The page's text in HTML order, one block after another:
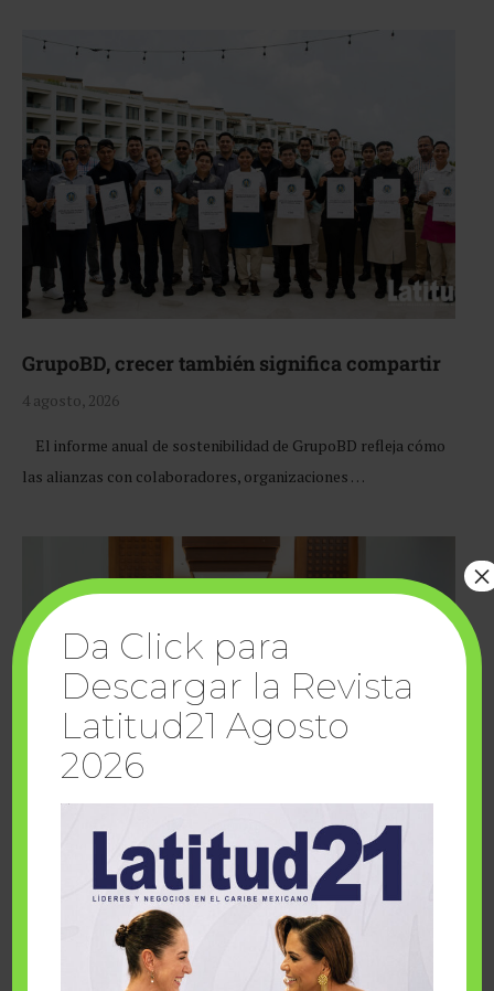
GrupoBD, crecer también significa compartir
4 agosto, 2026
El informe anual de sostenibilidad de GrupoBD refleja cómo
las alianzas con colaboradores, organizaciones …
Cuando la solidaridad inspira; cumplen
sueños Fairmont Mayakoba y Make-A-Wish
Da Click para
Descargar la Revista
Latitud21 Agosto
2026
×